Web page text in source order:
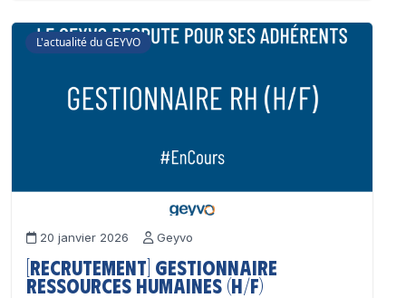
L'actualité du GEYVO
20 janvier 2026 Geyvo
[Recrutement] Gestionnaire
Ressources Humaines (H/F)